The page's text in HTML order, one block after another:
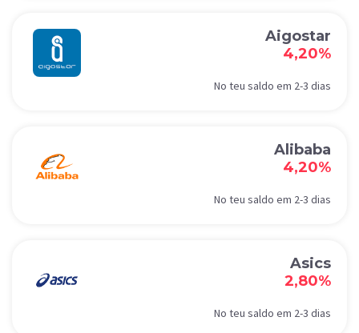
Aigostar
4,20%
No teu saldo em 2-3 dias
Alibaba
4,20%
No teu saldo em 2-3 dias
Asics
2,80%
No teu saldo em 2-3 dias